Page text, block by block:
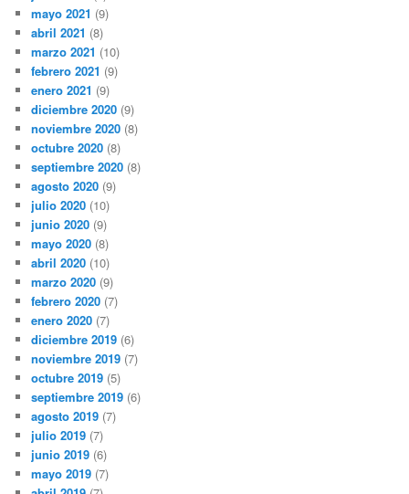
mayo 2021 (9)
abril 2021 (8)
marzo 2021 (10)
febrero 2021 (9)
enero 2021 (9)
diciembre 2020 (9)
noviembre 2020 (8)
octubre 2020 (8)
septiembre 2020 (8)
agosto 2020 (9)
julio 2020 (10)
junio 2020 (9)
mayo 2020 (8)
abril 2020 (10)
marzo 2020 (9)
febrero 2020 (7)
enero 2020 (7)
diciembre 2019 (6)
noviembre 2019 (7)
octubre 2019 (5)
septiembre 2019 (6)
agosto 2019 (7)
julio 2019 (7)
junio 2019 (6)
mayo 2019 (7)